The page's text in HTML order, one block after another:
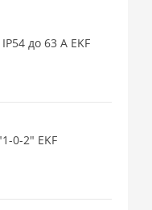
до 63 А EKF
0-2" EKF